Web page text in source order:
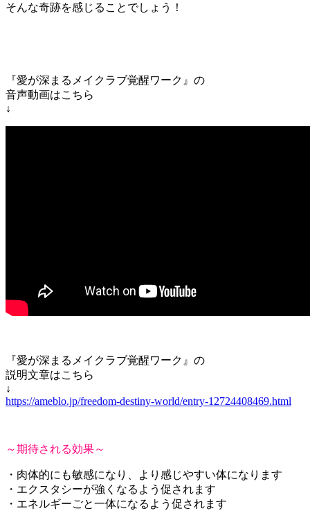
そんな奇跡を感じることでしょう！
『愛が深まるメイクラブ覚醒ワーク』の
音声動画はこちら
↓
『愛が深まるメイクラブ覚醒ワーク』の
説明文章はこちら
↓
https://ameblo.jp/freedom-destiny-world/entry-12724408469.html
～期待される効果～
・肉体的にも敏感になり、より感じやすい体になります
・エクスタシーが強くなるよう促されます
・エネルギーごと一体になるよう促されます